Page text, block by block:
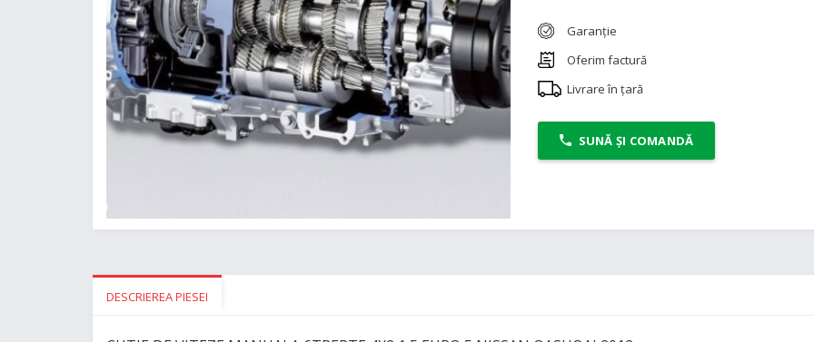
Garanție
Oferim factură
Livrare în țară
SUNĂ ȘI COMANDĂ
DESCRIEREA PIESEI